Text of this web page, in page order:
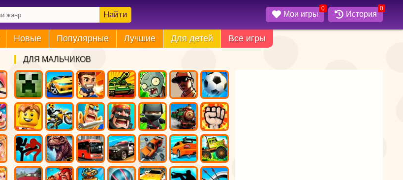
Найти Мои игры
0
История
0
Новые Популярные Лучшие Для детей Все игры
ДЛЯ МАЛЬЧИКОВ